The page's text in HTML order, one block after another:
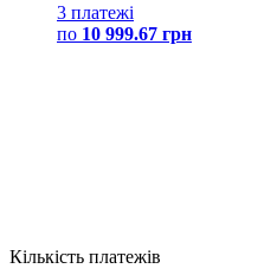
3 платежі
по 10 999.67 грн
Кількість платежів